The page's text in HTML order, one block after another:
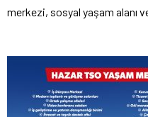
merkezi, sosyal yaşam alanı